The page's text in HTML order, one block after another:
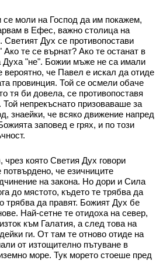
се моли на Господ да им покажем,
в Ефес, важно столица на
Светият Дух се противопостави
те се върнат? Ако те останат в
Духа "не". Божии мъже не са имали
вероятно, че Павел е искал да отиде
провинция. Той се осмели обаче
тя би довела, се противопоставя
Той непрекъснато призоваваше за
знаейки, че всяко движение напред
заповед е грях, и по този
която Светия Дух говори
че езичниците
на закона. Но дори и Сила
до мястото, където те трябва да
трябва да правят. Божият Дух бе
Най-сетне те отидоха на север,
към Галатия, а след това на
ги. От там те отново отиде на
от изтощително пътуване в
море. Тук морето стоеше пред